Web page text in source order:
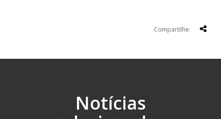
Compartilhe:
Notícias